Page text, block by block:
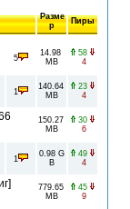
Разме
р
Пиры
5
14.98
MB
58
4
1
140.64
MB
23
4
150.27
MB
30
6
1
0.98 G
B
49
4
779.65
MB
45
9